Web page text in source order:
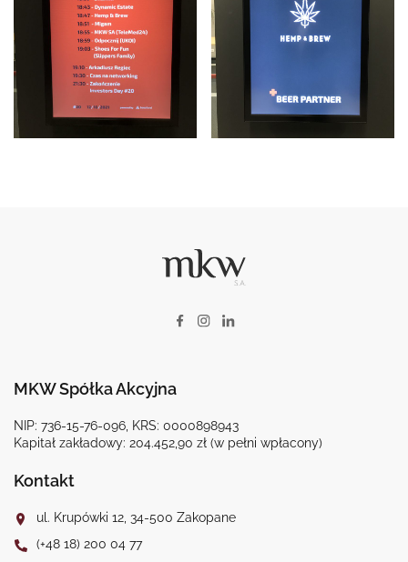
MKW Spółka Akcyjna
NIP: 736-15-76-096, KRS: 0000898943
Kapitał zakładowy: 204.452,90 zł (w pełni wpłacony)
Kontakt
ul. Krupówki 12, 34-500 Zakopane
(+48 18) 200 04 77